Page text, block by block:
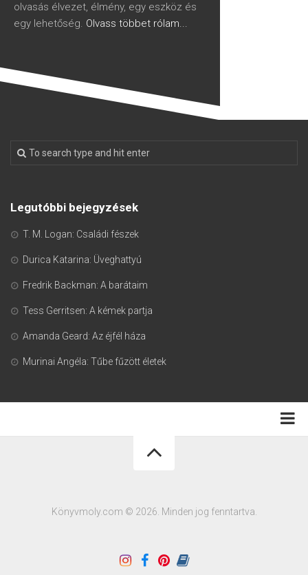
olvasás élvezet, élmény, egy eszköz és
egy lehetőség. Olvass többet rólam...
Legutóbbi bejegyzések
T. M. Logan: Családi fészek
Durica Katarina: Üveghattyú
Fredrik Backman: A barátaim
Tess Gerritsen: A kémek partja
Amanda Geard: Az éjfél háza
Murinai Angéla: Tűbe fűzött életek
Könyvmoly.com © 2026. Minden jog fenntartva.